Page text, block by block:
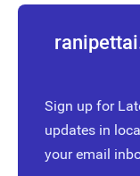
Sign up for
updates in
your email